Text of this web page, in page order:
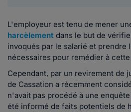
L'employeur est tenu de mener
harcèlement dans le but de
invoqués par le salarié et prendre
nécessaires pour remédier à
Cependant, par un revirement de
de Cassation a récemment
n'avait pas procédé à une
été informé de faits potentiels de